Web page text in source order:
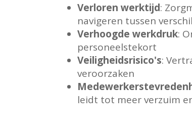
Verloren werktijd:
navigeren tussen
Verhoogde werkdruk:
personeelstekort
Veiligheidsrisico's:
veroorzaken
leidt tot meer verzuim